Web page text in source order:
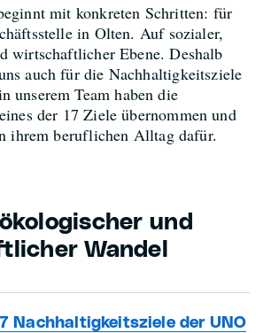
mit konkreten Schritten: für
in Olten. Auf sozialer,
wirtschaftlicher Ebene. Deshalb
auch für die Nachhaltigkeitsziele
unserem Team haben die
der 17 Ziele übernommen und
ihrem beruflichen Alltag dafür.
und
Wandel
Nachhaltigkeitsziele der UNO